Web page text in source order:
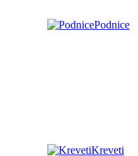
Podnice
Kreveti